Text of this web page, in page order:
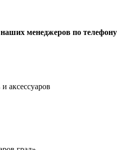
менеджеров по телефону
аксессуаров